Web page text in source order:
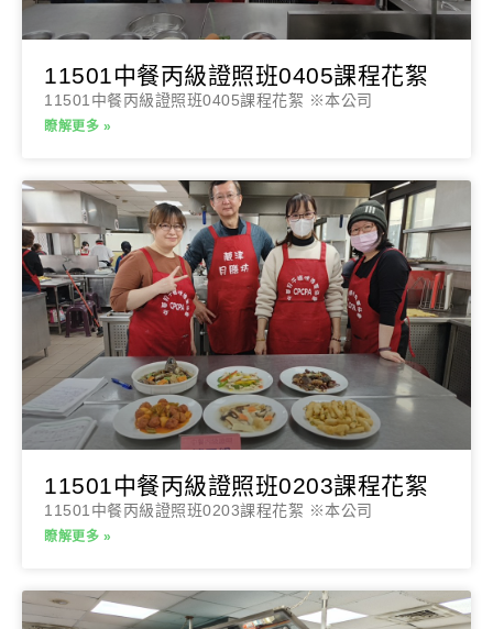
11501中餐丙級證照班0405課程花絮
11501中餐丙級證照班0405課程花絮 ※本公司
瞭解更多 »
11501中餐丙級證照班0203課程花絮
11501中餐丙級證照班0203課程花絮 ※本公司
瞭解更多 »